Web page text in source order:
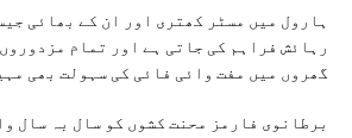
ہارول میں مسٹر کھتری اور ان کے بھائی
رہائش فراہم کی جاتی ہے اور تمام
گھروں میں مفت وائی فائی کی سہولت بھی
برطانوی فارمز محنت کشوں کو سال بہ سال